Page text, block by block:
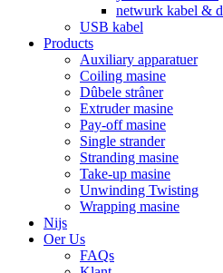
netwurk kabel &
USB kabel
Products
Auxiliary apparatuer
Coiling masine
Dûbele strâner
Extruder masine
Pay-off masine
Single strander
Stranding masine
Take-up masine
Unwinding Twisting
Wrapping masine
Nijs
Oer Us
FAQs